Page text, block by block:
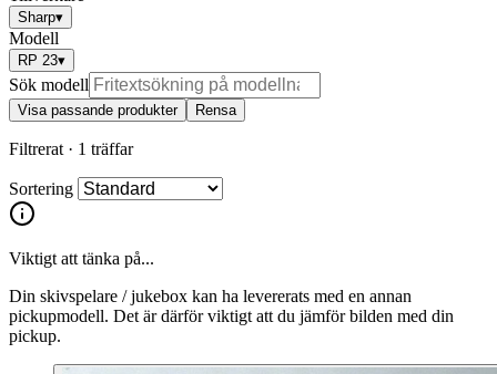
Sharp▾
Modell
RP 23▾
Sök modell
Visa passande produkter Rensa
Filtrerat · 1 träffar
Sortering
Viktigt att tänka på...
Din skivspelare / jukebox kan ha levererats med en annan
pickupmodell. Det är därför viktigt att du jämför bilden med din
pickup.